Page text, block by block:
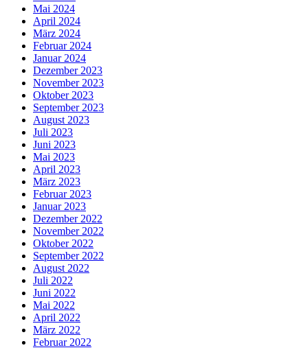
Mai 2024
April 2024
März 2024
Februar 2024
Januar 2024
Dezember 2023
November 2023
Oktober 2023
September 2023
August 2023
Juli 2023
Juni 2023
Mai 2023
April 2023
März 2023
Februar 2023
Januar 2023
Dezember 2022
November 2022
Oktober 2022
September 2022
August 2022
Juli 2022
Juni 2022
Mai 2022
April 2022
März 2022
Februar 2022